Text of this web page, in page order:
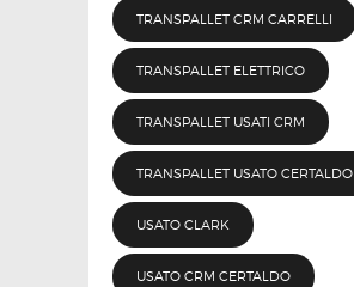
TRANSPALLET CRM CARRELLI
TRANSPALLET ELETTRICO
TRANSPALLET USATI CRM
TRANSPALLET USATO CERTALDO
USATO CLARK
USATO CRM CERTALDO